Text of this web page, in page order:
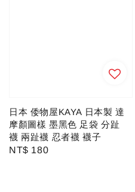
日本 倭物屋KAYA 日本製 達
摩顏圖樣 墨黑色 足袋 分趾
襪 兩趾襪 忍者襪 襪子
Regular
NT$ 180